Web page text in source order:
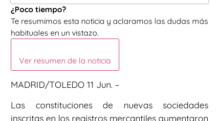
¿Poco tiempo?
Te resumimos esta noticia y aclaramos las dudas más
habituales en un vistazo.
Ver resumen de la noticia
MADRID/TOLEDO 11 Jun. –
Las constituciones de nuevas sociedades
inscritas en los registros mercantiles aumentaron